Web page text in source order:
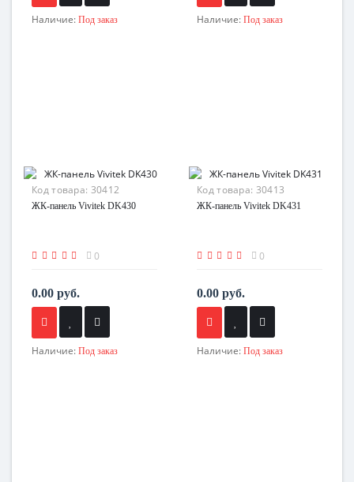
Наличие: Под заказ Наличие: Под заказ
Код товара: 30412
ЖК-панель Vivitek DK430
0
0.00 руб.
Наличие: Под заказ
Код товара: 30413
ЖК-панель Vivitek DK431
0
0.00 руб.
Наличие: Под заказ